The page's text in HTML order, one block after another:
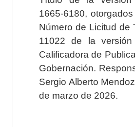
1665-6180,
Número de Licitud de
11022 de la
Calificadora de
Gobernación.
Sergio Alberto
de marzo de 2026.